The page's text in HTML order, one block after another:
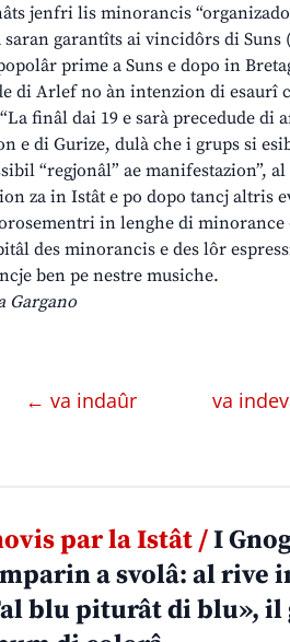
jenfri lis minorancis
saran garantîts ai vincidôrs di
prime a Suns e dopo in
di Arlef no àn intenzion di esaurî
finâl dai 19 e sarà precedude
e di Gurize, dulà che i grups si
“regjonâl” ae manifestazion”,
za in Istât e po dopo tancj altris
in lenghe di
des minorancis e des lôr
ben pe nestre musiche.
Gargano
← va indaûr va
par la Istât /I
a svolâ: al rive
blu piturât di blu», il